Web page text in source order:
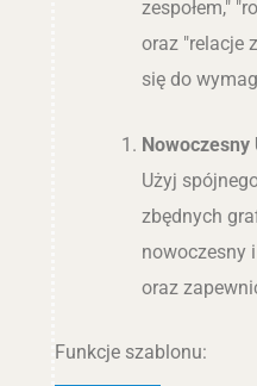
zespołem,"
oraz "relacje
się do
Nowoczesny
Użyj
zbędnych
nowoczesny
oraz
Funkcje szablonu: